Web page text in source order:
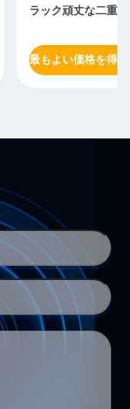
ラック頑丈な二重
最もよい価格を得